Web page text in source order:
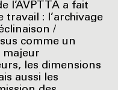
l’AVPTTA a fait
travail : l’archivage
/
comme un
majeur
les dimensions
aussi les